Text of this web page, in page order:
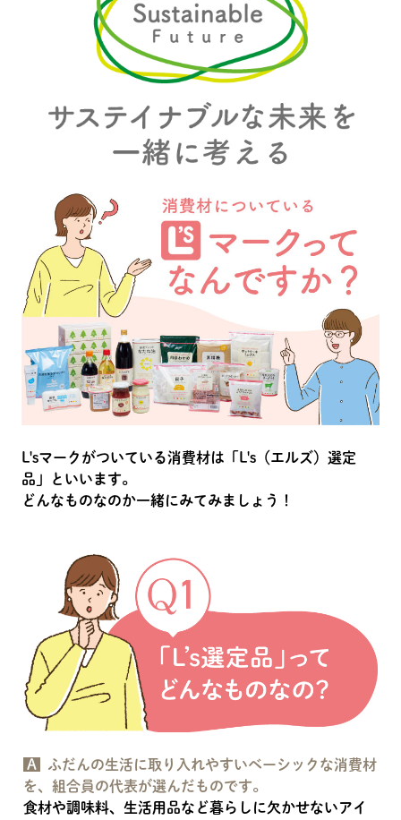
L'sマークがついている消費材は「L's（エルズ）選定
品」といいます。
どんなものなのか一緒にみてみましょう！
A
ふだんの生活に取り入れやすいベーシックな消費材
を、組合員の代表が選んだものです。
食材や調味料、生活用品など暮らしに欠かせないアイ